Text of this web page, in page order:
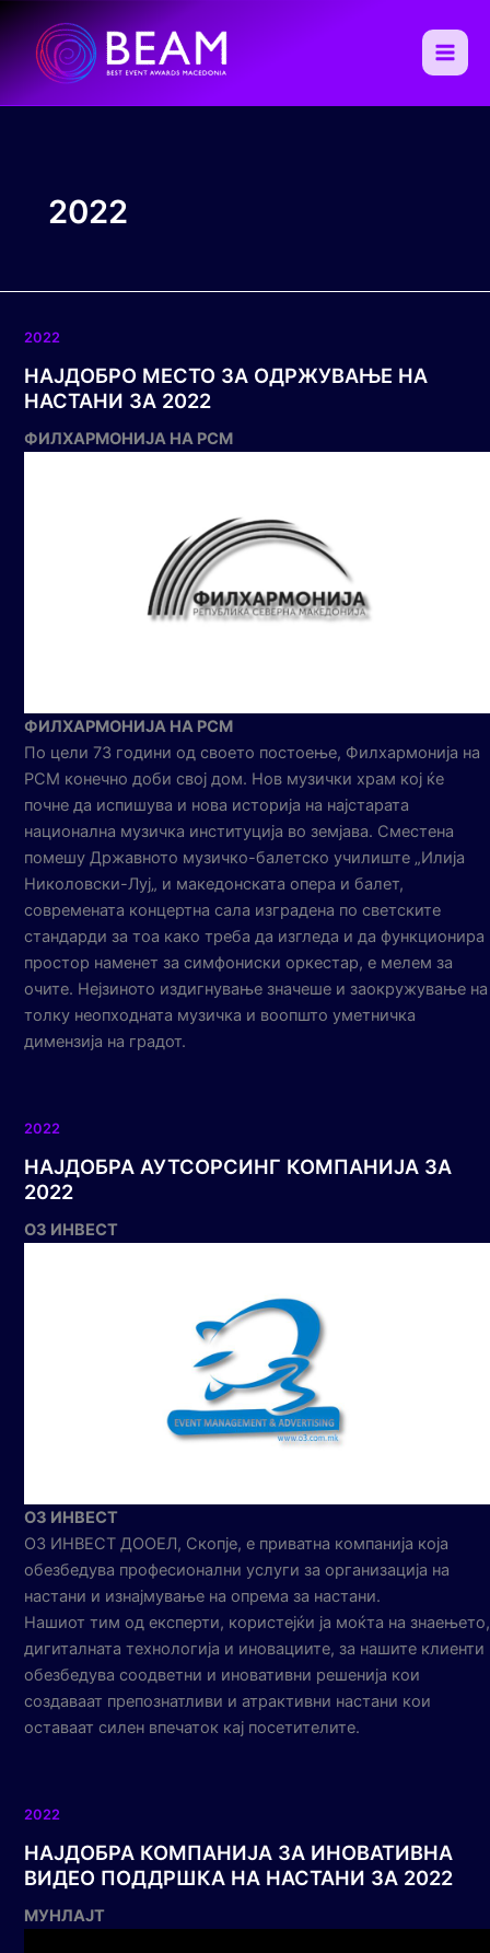
content
Main
2022
2022
НАЈДОБРО МЕСТО ЗА ОДРЖУВАЊЕ НА
НАСТАНИ ЗА 2022
ФИЛХАРМОНИЈА НА РСМ
ФИЛХАРМОНИЈА НА РСМ
По цели 73 години од своето постоење, Филхармонија на
РСМ конечно доби свој дом. Нов музички храм кој ќе
почне да испишува и нова историја на најстарата
национална музичка институција во земјава. Сместена
помешу Државното музичко-балетско училиште „Илија
Николовски-Луј„ и македонската опера и балет,
современата концертна сала изградена по светските
стандарди за тоа како треба да изгледа и да функционира
простор наменет за симфониски оркестар, е мелем за
очите. Нејзиното издигнување значеше и заокружување на
толку неопходната музичка и воопшто уметничка
димензија на градот.
2022
НАЈДОБРА АУТСОРСИНГ КОМПАНИЈА ЗА
2022
О3 ИНВЕСТ
О3 ИНВЕСТ
О3 ИНВЕСТ ДООЕЛ, Скопје, е приватна компанија која
обезбедува професионални услуги за организација на
настани и изнајмување на опрема за настани.
Нашиот тим од експерти, користејќи ја моќта на знаењето,
дигиталната технологија и иновациите, за нашите клиенти
обезбедува соодветни и иновативни решенија кои
создаваат препознатливи и атрактивни настани кои
оставаат силен впечаток кај посетителите.
2022
НАЈДОБРА КОМПАНИЈА ЗА ИНОВАТИВНА
ВИДЕО ПОДДРШКА НА НАСТАНИ ЗА 2022
МУНЛАЈТ